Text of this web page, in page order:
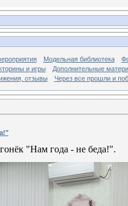
Модельная библиотека
и игры
Дополнительные
отзывы
Через все прошли и
"Нам года - не беда!".